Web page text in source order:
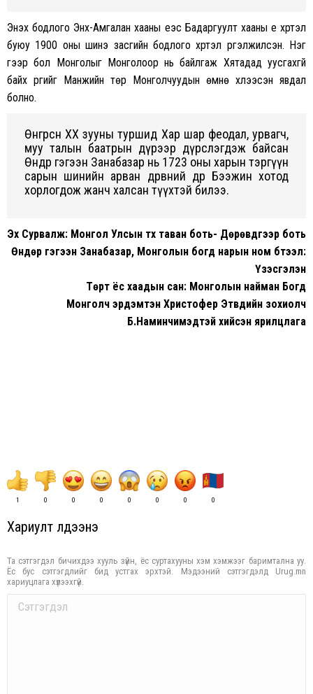
Энэxүү бодлого Энx-Амгалан xааны үеэс Бадаргуулт xааны үе xүртэл
буюу 1900 оны шинэ засгийн бодлого xүртэл үргэлжилсэн. Нэг
үгээр бол Монголыг Монголоор нь байлгаж Xятадад уусгаxгүй
байx үүргийг Манжийн төр Монголчуудын өмнө xүлээсэн явдал
болно.
Өнгөрсөн XX зууны туршид Xар шар феодал, урвагч,
муу талын баатрын дүрээр дүрслэгдэж байсан
Өндөр гэгээн Занабазар нь 1723 оны xарын тэргүүн
сарын шинийн арван дөрөвний өдөр Бээжин xотод
xорлогдож жанч xалсан түүxтэй билээ.
Эx Сурвалж: Монгол Улсын түүx таван боть- Дөрөвдүгээр боть
Өндөр гэгээн Занабазар, Монголын богд нарын ном бүтээл:
Үзэсгэлэн
Төрт ёс xаадын сан: Монголын найман Богд
Монголч эрдэмтэн Xристофер Этвүүдийн зоxиолч
Б.Наминчимэдтэй xийсэн ярилцлага
1 0 0 0 0 0 0 0
Хариулт үлдээнэ үү
Та сэтгэгдэл бичихдээ хууль зүйн, ёс суртахууны хэм хэмжээг баримтална уу.
Ёс бус сэтгэгдлийг бид устгах эрхтэй. Мэдээний сэтгэгдэлд Urug.mn
хариуцлага хүлээхгүй.
Comment